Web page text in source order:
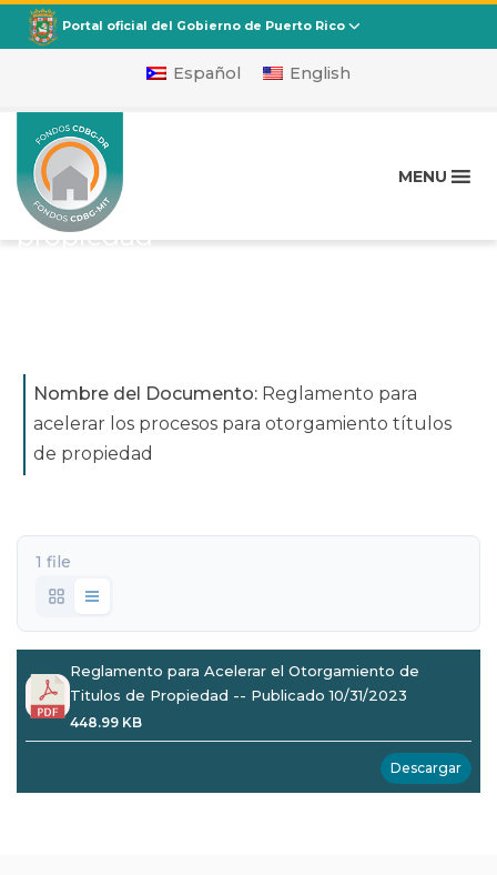
CDBG
Departamento de la Vivienda
Portal oficial del Gobierno de Puerto Rico
Español English
MENU
Reglamento para acelerar
los procesos para
otorgamiento títulos de
propiedad
Nombre del Documento: Reglamento para
acelerar los procesos para otorgamiento títulos
de propiedad
1 file
Reglamento para Acelerar el Otorgamiento de
Titulos de Propiedad -- Publicado 10/31/2023
448.99 KB
Descargar